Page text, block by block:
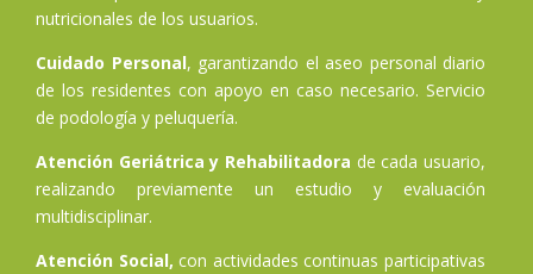
nutricionales de los usuarios.
Cuidado Personal, garantizando el aseo personal diario
de los residentes con apoyo en caso necesario. Servicio
de podología y peluquería.
Atención Geriátrica y Rehabilitadora de cada usuario,
realizando previamente un estudio y evaluación
multidisciplinar.
Atención Social, con actividades continuas participativas